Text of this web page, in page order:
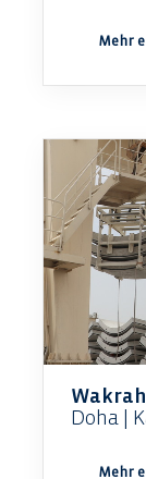
Mehr
Doha |
Mehr